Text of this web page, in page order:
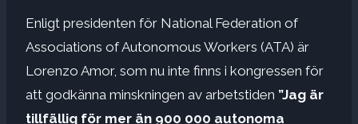
Enligt presidenten för National Federation of
Associations of Autonomous Workers (ATA) är
Lorenzo Amor, som nu inte finns i kongressen för
att godkänna minskningen av arbetstiden ”Jag är
tillfällig för mer än 900 000 autonoma